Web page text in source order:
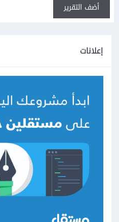
أضف التقرير
إعلانات